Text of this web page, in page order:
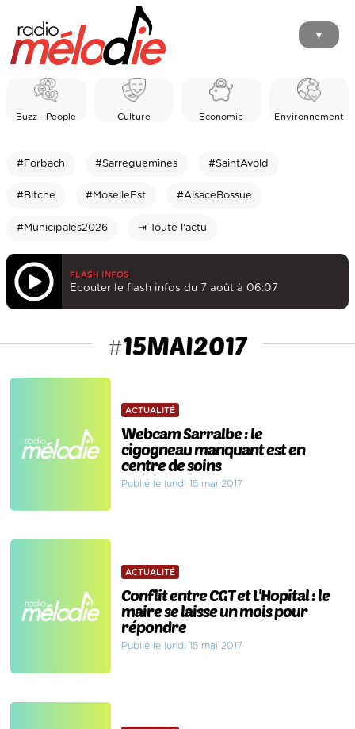
▼
Buzz - People Culture Economie Environnement
#Forbach #Sarreguemines #SaintAvold
#Bitche #MoselleEst #AlsaceBossue
#Municipales2026 ⇥ Toute l'actu
FLASH INFOS
Ecouter le flash infos du 7 août à 06:07
#15MAI2017
ACTUALITÉ
Webcam Sarralbe : le
cigogneau manquant est en
centre de soins
Publié le lundi 15 mai 2017
ACTUALITÉ
Conflit entre CGT et L'Hopital : le
maire se laisse un mois pour
répondre
Publié le lundi 15 mai 2017